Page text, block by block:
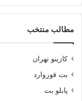
مطالب منتخب
کازینو تهران
بت فوروارد
پابلو بت